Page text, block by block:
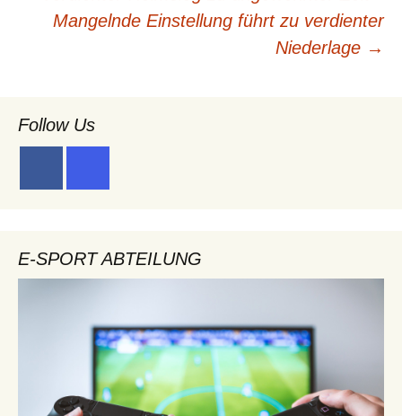
Mangelnde Einstellung führt zu verdienter
Niederlage →
Follow Us
E-SPORT ABTEILUNG